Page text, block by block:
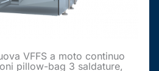
VFFS a moto continuo
pillow-bag 3 saldature,